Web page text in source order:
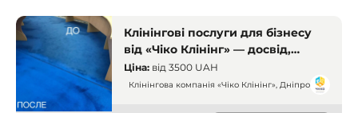
Клінінгові послуги для бізнесу
від «Чіко Клінінг» — досвід,
контроль якості, найкраще
обладнання
Ціна: від 3500 UAH
Клінінгова компанія «Чіко Клінінг», Дніпро